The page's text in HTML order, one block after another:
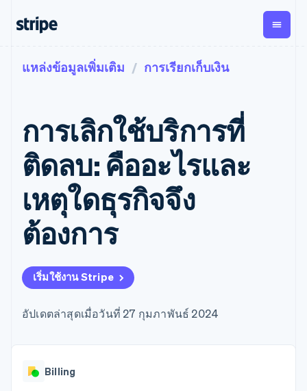
การชำระเงิน
การชำระเงิน
ออนไลน์
Payment links
การชำระเงิน
แบบไม่ต้อง
เขียนโค้ด
Checkout
UI การชำระ
เงินสำเร็จรูป
Elements
องค์ประกอบ UI
วิธีการชำระ
เงิน
มากกว่า 125
Authorization
ยกระดับการ
ชำระเงิน
Link
รายรับ
รายรับตาม
แบบแผนล่วง
หน้า
Metronome
การเรียกเก็บ
ใช้งาน
การชำระเงิน
ตามรอบบิล
ตามแบบแผน
ล่วงหน้า
Tax
ขายและ VAT
อัตโนมัติ
Revenue
การ
Global
เบิกจ่าย
ตามขั้น
ตามกรณีใช้งาน
การค้าแบบใช้เอเจนต์
อีคอมเมิร์ซ
บริการทางการเงินที่ผสาน
รวมในตัว
การทำงานอัตโนมัติด้าน
ธุรกิจทั่วโลก
การชำระเงินในแอป
มาร์เก็ตเพลส
การจัดการเงิน
แพลตฟอร์ม
เอกสารประกอบ
ไลบรารีและ SDK
Stripe Apps
คู่มือ
รับการชำระเงินออนไลน์
ติดตั้งใช้งานการชำระเงิน
สำเร็จรูป
มาร์เก็ตเพลส
จัดการการชำระเงินตาม
รอบบิล
เสนอการเรียกเก็บเงินตาม
การใช้งาน
เรียนรู้
คู่มือ
การสนับสนุน
รับการสนับสนุน
แพ็กเกจการสนับสนุนที่ได้
รับการจัดการ
บริการเฉพาะทาง
แหล่งข้อมูลเพิ่มเติม การเรียกเก็บเงิน
การเลิกใช้บริการที่
ติดลบ: คืออะไรและ
เหตุใดธุรกิจจึง
ต้องการ
เริ่มใช้งาน Stripe
อัปเดตล่าสุดเมื่อวันที่ 27 กุมภาพันธ์ 2024
Billing